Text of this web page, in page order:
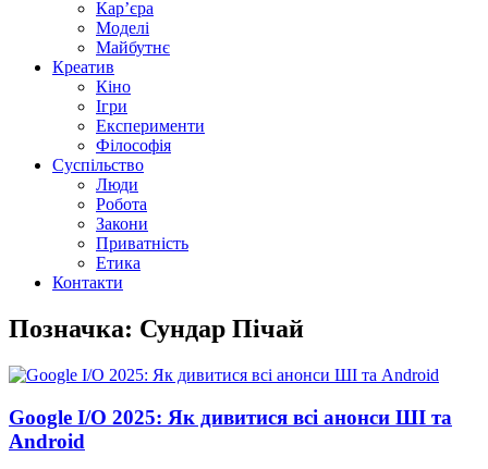
Кар’єра
Моделі
Майбутнє
Креатив
Кіно
Ігри
Експерименти
Філософія
Суспільство
Люди
Робота
Закони
Приватність
Етика
Контакти
Позначка: Сундар Пічай
Google I/O 2025: Як дивитися всі анонси ШІ та
Android